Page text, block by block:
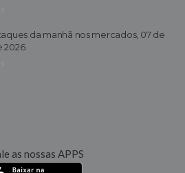
da manhã nos mercados, 07 de
2026
as nossas APPS